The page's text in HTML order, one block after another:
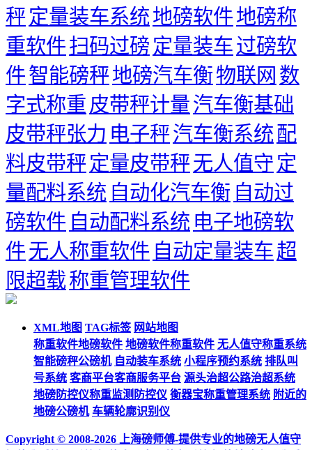
秤定量装车系统地磅软件地磅称
重软件扫码过磅 定量装车过磅软
件智能磅秤地磅汽车衡物联网 数
字式称重 皮带秤计量汽车衡基础
皮带秤张力 电子秤汽车衡系统 配
料皮带秤定量皮带秤无人值守 定
量配料系统 自动化汽车衡 自动过
磅软件 自动配料系统 电子地磅软
件无人称重软件 自动定量装车超
限超载称重管理软件
XML地图 TAG标签 网站地图
称重软件地磅软件 地磅软件称重软件 无人值守称重系统
智能磅秤公磅机 自动装车系统 小程序预约系统 排队叫
号系统 客商平台客商服务平台 源头治超公路治超系统
地磅防控仪称重监测防控仪 衡器宝称重管理系统 附近的
地磅公磅机 车辆轮廓识别仪
Copyright © 2008-2026 上海磅师傅-提供专业的地磅无人值守